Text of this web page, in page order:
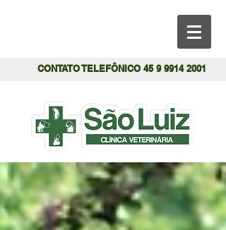
CONTATO TELEFÔNICO 45 9 9914 2001